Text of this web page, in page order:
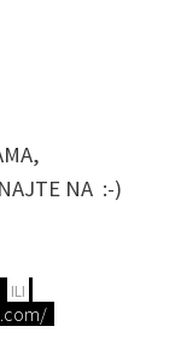
NA :-)
ILI